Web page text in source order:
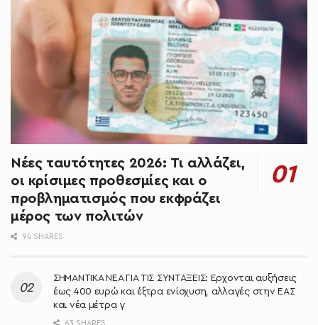
Νέες ταυτότητες 2026: Τι αλλάζει,
οι κρίσιμες προθεσμίες και ο
προβληματισμός που εκφράζει
μέρος των πολιτών
94 SHARES
ΣΗΜΑΝΤΙΚΑ ΝΕΑ ΓΙΑ ΤΙΣ ΣΥΝΤΑΞΕΙΣ: Έρχονται αυξήσεις
έως 400 ευρώ και έξτρα ενίσχυση, αλλαγές στην ΕΑΣ
και νέα μέτρα γ
63 SHARES